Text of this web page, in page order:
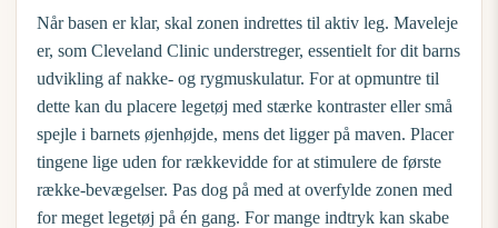
Når basen er klar, skal zonen indrettes til aktiv leg. Maveleje
er, som Cleveland Clinic understreger, essentielt for dit barns
udvikling af nakke- og rygmuskulatur. For at opmuntre til
dette kan du placere legetøj med stærke kontraster eller små
spejle i barnets øjenhøjde, mens det ligger på maven. Placer
tingene lige uden for rækkevidde for at stimulere de første
række-bevægelser. Pas dog på med at overfylde zonen med
for meget legetøj på én gang. For mange indtryk kan skabe